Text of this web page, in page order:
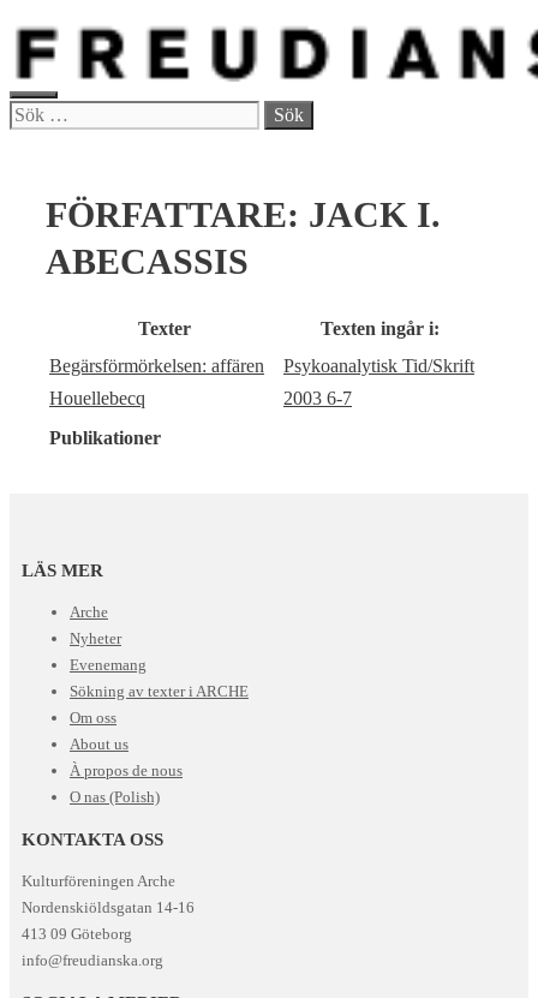
Hoppa
innehåll
MENY
Sök
FÖRFATTARE: JACK I.
ABECASSIS
Texter
Texten ingår i:
Begärsförmörkelsen: affären
Houellebecq
Psykoanalytisk Tid/Skrift
2003 6-7
Publikationer
LÄS MER
Arche
Nyheter
Evenemang
Sökning av texter i ARCHE
Om oss
About us
À propos de nous
O nas (Polish)
KONTAKTA OSS
Kulturföreningen Arche
Nordenskiöldsgatan 14-16
413 09 Göteborg
info@freudianska.org